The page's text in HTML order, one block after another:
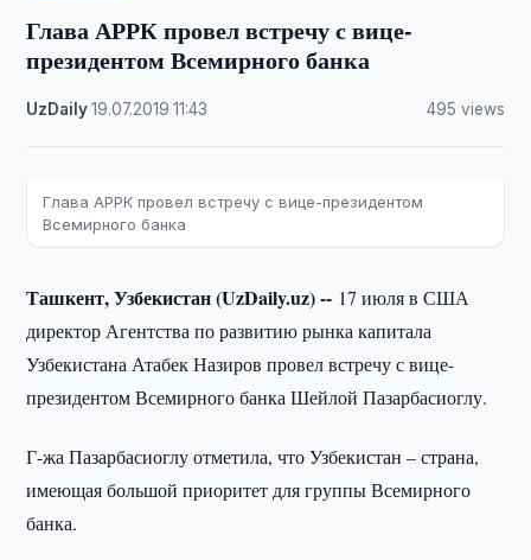
Глава АРРК провел встречу с вице-
президентом Всемирного банка
UzDaily·19.07.2019 ·11:43 495 views
Глава АРРК провел встречу с вице-президентом
Всемирного банка
Ташкент, Узбекистан (UzDaily.uz) -- 17 июля в США
директор Агентства по развитию рынка капитала
Узбекистана Атабек Назиров провел встречу с вице-
президентом Всемирного банка Шейлой Пазарбасиоглу.
Г-жа Пазарбасиоглу отметила, что Узбекистан – страна,
имеющая большой приоритет для группы Всемирного
банка.